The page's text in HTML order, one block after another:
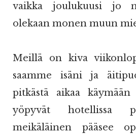
vaikka joulukuusi jo
olekaan monen muun
Meillä on kiva
saamme isäni ja
pitkästä aikaa käymään
yöpyvät hotellissa
meikäläinen pääsee